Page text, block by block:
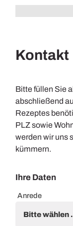
Kontakt
Bitte füllen Sie
abschließend
Rezeptes
PLZ sowie
werden wir uns
kümmern.
Ihre Daten
Anrede